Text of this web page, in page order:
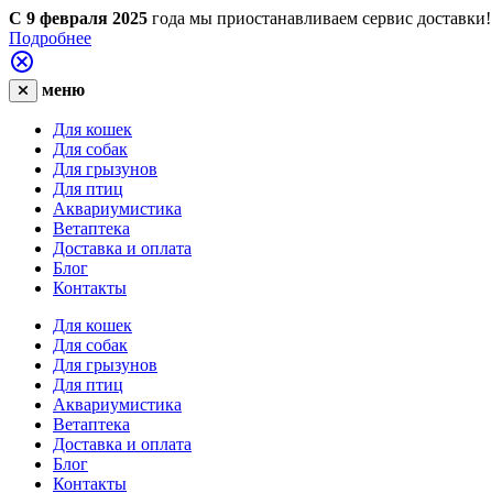
С 9 февраля 2025 года мы приостанавливаем сервис доставки!
Подробнее
меню
Для кошек
Для собак
Для грызунов
Для птиц
Аквариумистика
Ветаптека
Доставка и оплата
Блог
Контакты
Для кошек
Для собак
Для грызунов
Для птиц
Аквариумистика
Ветаптека
Доставка и оплата
Блог
Контакты